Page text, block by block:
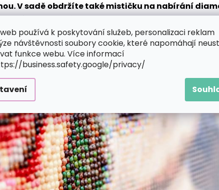
používá k poskytování služeb, personalizaci reklam
návštěvnosti soubory cookie, které napomáhají
funkce webu. Více informací
business.safety.google/privacy/
V sadě obdržíte také mističku na nabírání
světa zábavy?